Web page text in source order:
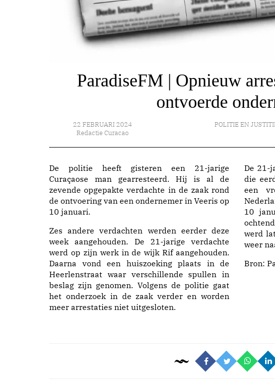
ParadiseFM | Opnieuw
ontvoerde
22 FEBRUARI 2024
Redactie Curacao
POLITIE EN
De politie heeft gisteren een 21-jarige
Curaçaose man gearresteerd. Hij is al de
zevende opgepakte verdachte in de zaak rond
de ontvoering van een ondernemer in Veeris op
10 januari.
Zes andere verdachten werden eerder deze
week aangehouden. De 21-jarige verdachte
werd op zijn werk in de wijk Rif aangehouden.
Daarna vond een huiszoeking plaats in de
Heerlenstraat waar verschillende spullen in
beslag zijn genomen. Volgens de politie gaat
het onderzoek in de zaak verder en worden
meer arrestaties niet uitgesloten.
De 21-
die
een
10
werd
weer
Bron: